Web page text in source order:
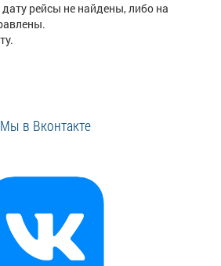
рейсы не найдены, либо на
Мы в Вконтакте